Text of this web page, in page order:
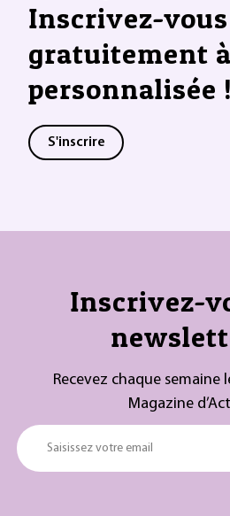
Inscrivez-vous
gratuitement
personnalisée !
S'inscrire
Inscrivez-
Recevez chaque semaine
Magazine
Saisissez votre email